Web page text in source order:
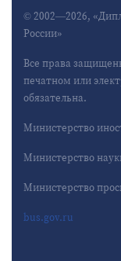
© 2002—2026,
России»
Все права
печатном или
обязательна.
Министерство
Министерство
Министерство
bus.gov.ru